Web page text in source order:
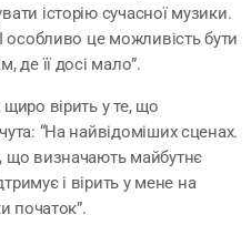
історію сучасної музики.
особливо це можливість бути
де її досі мало”.
вірить у те, що
“На найвідоміших сценах.
що визначають майбутнє
і вірить у мене на
початок”.